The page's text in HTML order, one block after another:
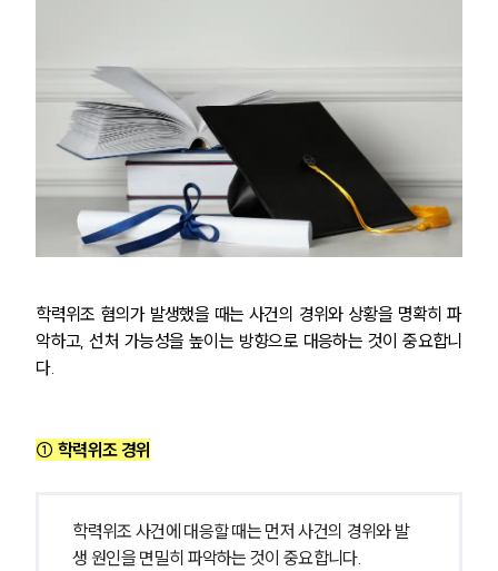
소식/자료
언론보도
공지사항
법률 블로그
법률서식
뉴스레터/브로슈어
대륜법률상담예약
학력위조 혐의가 발생했을 때는 사건의 경위와 상황을 명확히 파
악하고, 선처 가능성을 높이는 방향으로 대응하는 것이 중요합니
다.
① 학력위조 경위
학력위조 사건에 대응할 때는 먼저 사건의 경위와 발
생 원인을 면밀히 파악하는 것이 중요합니다.